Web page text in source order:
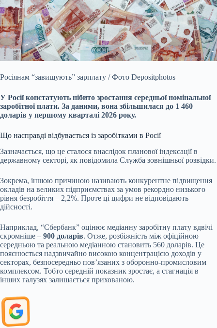
Росіянам “завищують” зарплату / Фото Depositphotos
У Росії констатують нібито зростання середньої номінальної
заробітної плати. За даними, вона збільшилася до 1 460
доларів у першому кварталі 2026 року.
Що насправді відбувається із заробітками в Росії
Зазначається, що це сталося внаслідок планової індексації в
державному секторі, як повідомила Служба зовнішньої розвідки.
Зокрема, іншою причиною називають конкурентне підвищення
окладів на великих підприємствах за умов рекордно низького
рівня безробіття – 2,2%. Проте ці цифри не відповідають
дійсності.
Наприклад, “Сбербанк” оцінює медіанну заробітну плату вдвічі
скромніше – 900 доларів. Отже, розбіжність між офіційною
середньою та реальною медіанною становить 560 доларів. Це
пояснюється надзвичайно високою концентрацією доходів у
секторах, безпосередньо пов’язаних з оборонно-промисловим
комплексом. Тобто середній показник зростає, а стагнація в
інших галузях залишається прихованою.